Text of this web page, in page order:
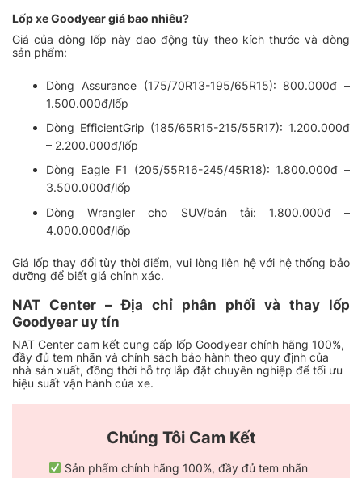
Lốp xe Goodyear giá bao nhiêu?
Giá của dòng lốp này dao động tùy theo kích thước và dòng
sản phẩm:
Dòng Assurance (175/70R13-195/65R15): 800.000đ –
1.500.000đ/lốp
Dòng EfficientGrip (185/65R15-215/55R17): 1.200.000đ
– 2.200.000đ/lốp
Dòng Eagle F1 (205/55R16-245/45R18): 1.800.000đ –
3.500.000đ/lốp
Dòng Wrangler cho SUV/bán tải: 1.800.000đ –
4.000.000đ/lốp
Giá lốp thay đổi tùy thời điểm, vui lòng liên hệ với hệ thống bảo
dưỡng để biết giá chính xác.
NAT Center – Địa chỉ phân phối và thay lốp
Goodyear uy tín
NAT Center cam kết cung cấp lốp Goodyear chính hãng 100%,
đầy đủ tem nhãn và chính sách bảo hành theo quy định của
nhà sản xuất, đồng thời hỗ trợ lắp đặt chuyên nghiệp để tối ưu
hiệu suất vận hành của xe.
Chúng Tôi Cam Kết
Sản phẩm chính hãng 100%, đầy đủ tem nhãn